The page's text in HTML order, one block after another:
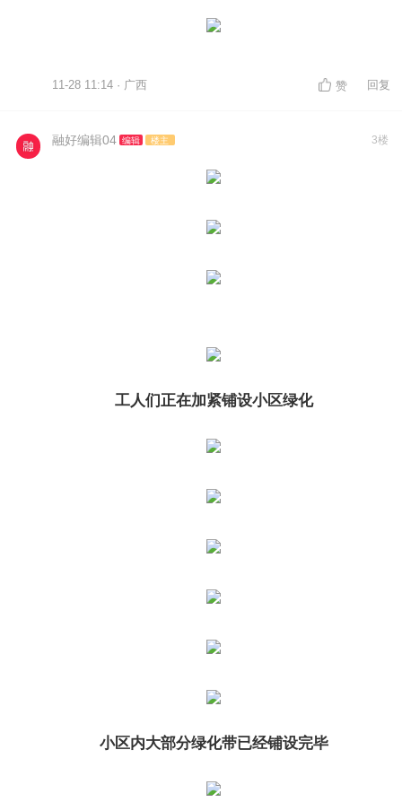
11-28 11:14 · 广西 赞 回复
融好编辑04 编辑 楼主 3楼
工人们正在加紧铺设小区绿化
小区内大部分绿化带已经铺设完毕